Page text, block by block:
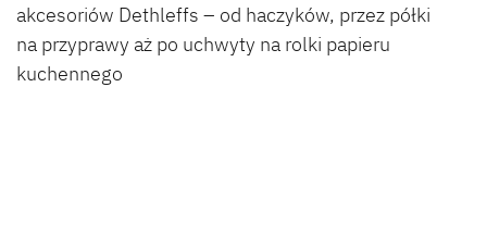
akcesoriów Dethleffs – od haczyków, przez półki
na przyprawy aż po uchwyty na rolki papieru
kuchennego